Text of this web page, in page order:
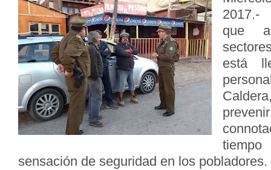
2017.-
que
está
sensación de seguridad en los pobladores.